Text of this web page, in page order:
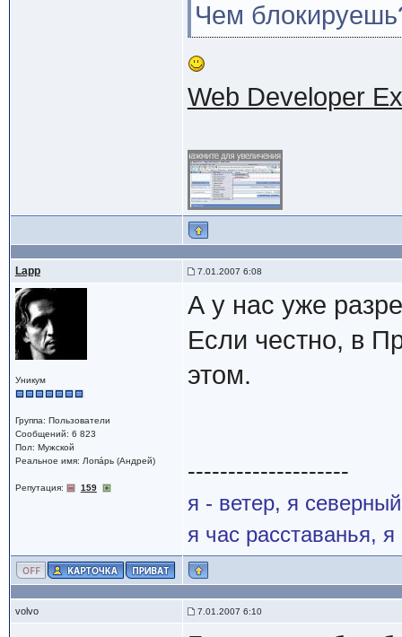
Чем
Web Developer
Lapp 7.01.2007 6:08
Уникум
Группа: Пользователи
Сообщений: 6 823
Пол: Мужской
Реальное имя: Лопáрь (Андрей)
Репутация: 159
А у нас уже
Если честно, в
этом.
--------------------
я - ветер, я
я час расставанья,
volvo 7.01.2007 6:10